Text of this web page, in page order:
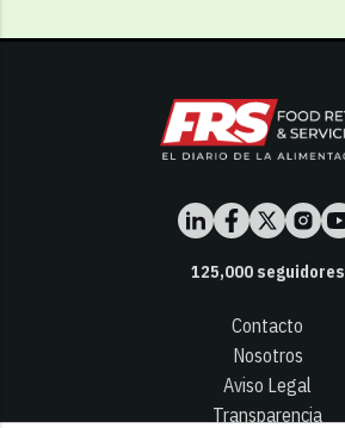
125,000seguidores
Contacto
Nosotros
Aviso Legal
Transparencia